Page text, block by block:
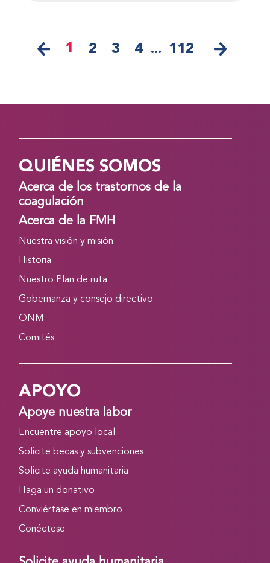
1 2 3 4 ... 112
QUIÉNES SOMOS
Acerca de los trastornos de la
coagulación
Acerca de la FMH
Nuestra visión y misión
Historia
Nuestro Plan de ruta
Gobernanza y consejo directivo
ONM
Comités
APOYO
Apoye nuestra labor
Encuentre apoyo local
Solicite becas y subvenciones
Solicite ayuda humanitaria
Haga un donativo
Conviértase en miembro
Conéctese